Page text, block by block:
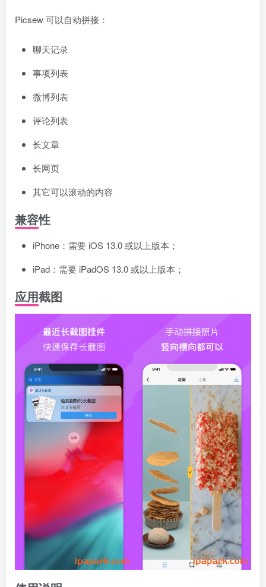
Picsew 可以自动拼接：
聊天记录
事项列表
微博列表
评论列表
长文章
长网页
其它可以滚动的内容
兼容性
iPhone：需要 iOS 13.0 或以上版本；
iPad：需要 iPadOS 13.0 或以上版本；
应用截图